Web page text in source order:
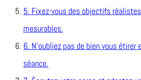
5. Fixez-vous des objectifs
mesurables.
6. N’oubliez pas de bien vous étirer
séance.